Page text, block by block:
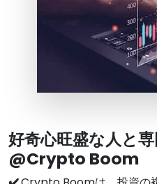
好奇心旺盛な人と
@Crypto Boom